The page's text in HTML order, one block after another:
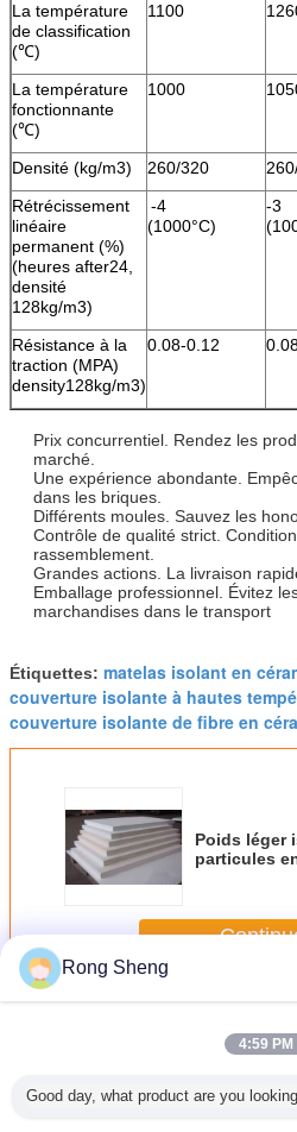
La température
de classification
(℃)
1100
La température
fonctionnante
(℃)
1000
Densité (kg/m3) 260/320
Rétrécissement
linéaire
permanent (%)
(heures after24,
densité
128kg/m3)
-4
(1000°C)
-3
Résistance à la
traction (MPA)
density128kg/m3)
0.08-0.12
Prix concurrentiel. Rendez les
marché.
Une expérience abondante.
dans les briques.
Différents moules. Sauvez les
Contrôle de qualité strict.
rassemblement.
Grandes actions. La livraison
Emballage professionnel. Évitez
marchandises dans le transport
Étiquettes: matelas isolant en
couverture isolante à hautes
couverture isolante de fibre en
Poids léger
particules
PlusCouverture de fibre en
Rong Sheng
4:59 PM
Good day, what product are you